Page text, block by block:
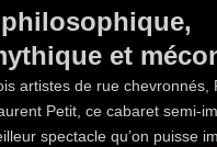
et
artistes de rue chevronnés,
Petit, ce cabaret semi-
spectacle qu’on puisse